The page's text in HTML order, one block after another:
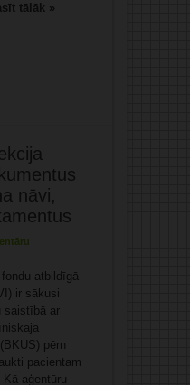
tālāk »
nāvi,
atbildīgā
ir sākusi
saistībā ar
pērn
pacientam
aģentūru